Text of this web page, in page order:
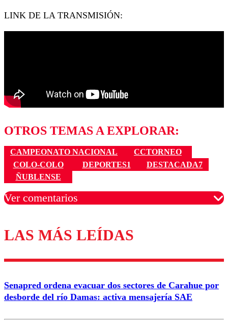
LINK DE LA TRANSMISIÓN:
OTROS TEMAS A EXPLORAR:
CAMPEONATO NACIONAL
CCTORNEO
COLO-COLO
DEPORTES1
DESTACADA7
ÑUBLENSE
Ver comentarios
Los comentarios son moderados para garantizar un
diálogo respetuoso.
Correo
LAS MÁS LEÍDAS
Senapred ordena evacuar dos sectores de Carahue por
desborde del río Damas: activa mensajería SAE